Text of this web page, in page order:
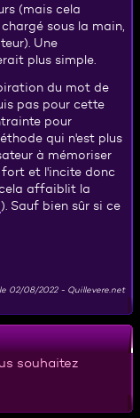
(mais cela
sous la main,
Une
plus simple.
du mot de
pas pour cette
pour
qui n'est plus
à mémoriser
fort et l'incite donc
affaiblit la
). Sauf bien sûr si ce
02/08/2022- Quillevere.net
souhaitez